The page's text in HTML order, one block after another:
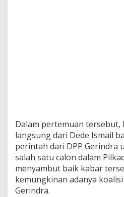
Dalam pertemuan tersebut,
langsung dari Dede Ismail
perintah dari DPP Gerindra
salah satu calon dalam
menyambut baik kabar
kemungkinan adanya
Gerindra.